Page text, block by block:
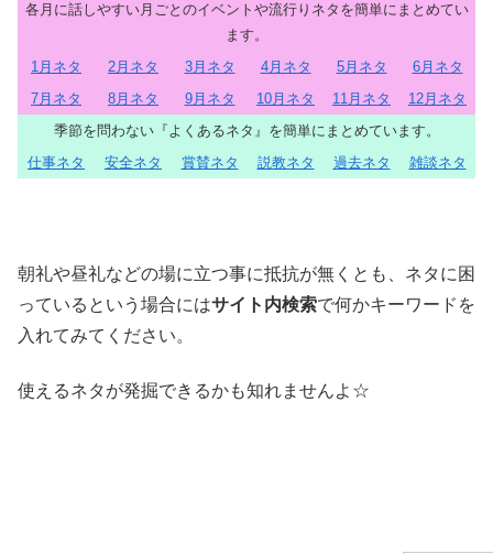
各月に話しやすい月ごとのイベントや流行りネタを簡単にまとめてい
ます。
1月ネタ
2月ネタ 3月ネタ 4月ネタ 5月ネタ
6月ネタ
7月ネタ
8月ネタ 9月ネタ 10月ネタ 11月ネタ
12月ネタ
季節を問わない『よくあるネタ』を簡単にまとめています。
仕事ネタ
安全ネタ 賞賛ネタ 説教ネタ 過去ネタ 雑談ネタ
朝礼や昼礼などの場に立つ事に抵抗が無くとも、ネタに困
っているという場合にはサイト内検索で何かキーワードを
入れてみてください。
使えるネタが発掘できるかも知れませんよ☆